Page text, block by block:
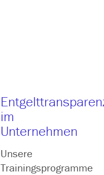
im
Unternehmen
Unsere
Trainingsprogramme